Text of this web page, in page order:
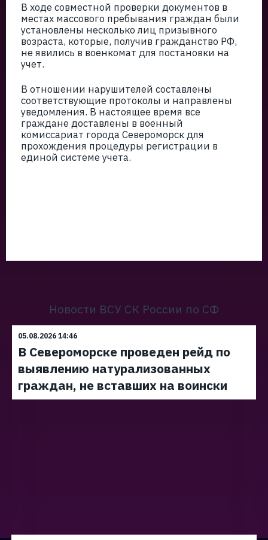
В ходе совместной проверки документов в
местах массового пребывания граждан были
установлены несколько лиц призывного
возраста, которые, получив гражданство РФ,
не явились в военкомат для постановки на
учет.
В отношении нарушителей составлены
соответствующие протоколы и направлены
уведомления. В настоящее время все
граждане доставлены в военный
комиссариат города Североморск для
прохождения процедуры регистрации в
единой системе учета.
Новости ВСУ СК России по СФ
05.08.2026 14:46
В Североморске проведен рейд по
выявлению натурализованных
граждан, не вставших на воински